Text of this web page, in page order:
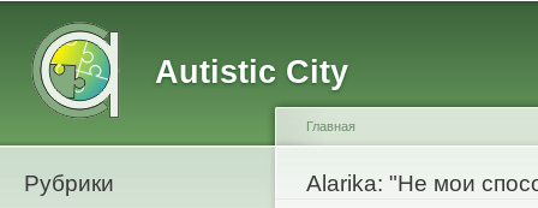
Autistic City
Рубрики You are here
Главная
Alarika: "Не мои